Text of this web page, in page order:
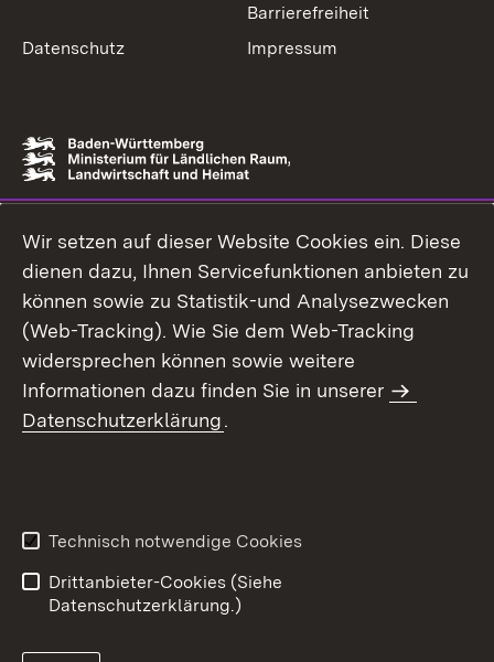
Barrierefreiheit
Datenschutz
Impressum
Wir setzen auf dieser Website Cookies ein. Diese
dienen dazu, Ihnen Servicefunktionen anbieten zu
können sowie zu Statistik-und Analysezwecken
(Web-Tracking). Wie Sie dem Web-Tracking
widersprechen können sowie weitere
Informationen dazu finden Sie in unserer
Datenschutzerklärung.
Technisch notwendige Cookies
Drittanbieter-Cookies (Siehe
Datenschutzerklärung.)